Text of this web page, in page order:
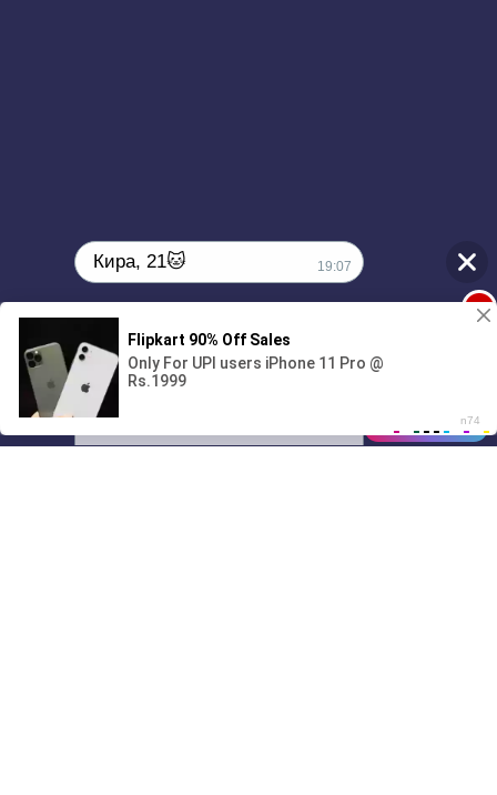
01/07
00:00
Кира, 21🐱 19:07
Поиграешь со мной? 💖🐾
1